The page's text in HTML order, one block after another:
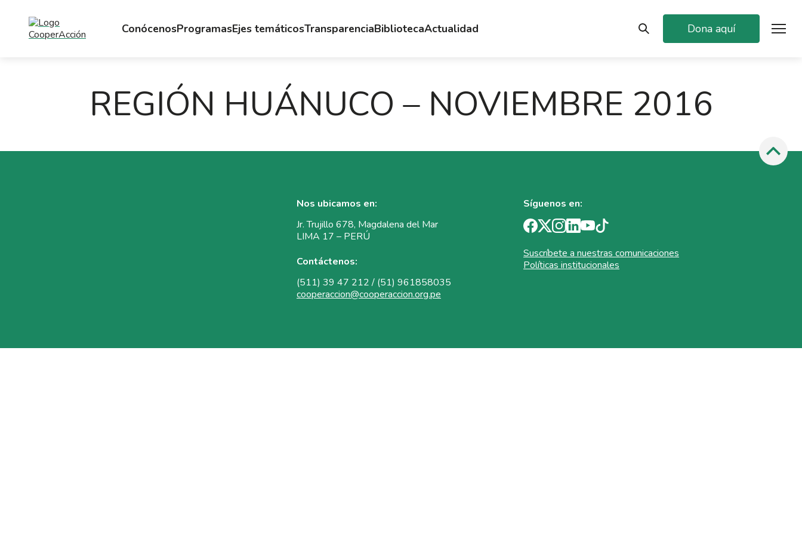
ConócenosProgramasEjes temáticosTransparenciaBibliotecaActualidad Dona aquí
REGIÓN HUÁNUCO – NOVIEMBRE 2016
Nos ubicamos en:
Jr. Trujillo 678, Magdalena del Mar
LIMA 17 – PERÚ
Contáctenos:
(511) 39 47 212 / (51) 961858035
cooperaccion@cooperaccion.org.pe
Síguenos en:
Suscríbete a nuestras comunicaciones
Políticas institucionales